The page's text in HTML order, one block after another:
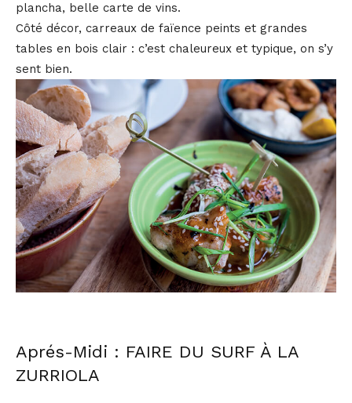
plancha, belle carte de vins.
Côté décor, carreaux de faïence peints et grandes
tables en bois clair : c’est chaleureux et typique, on s’y
sent bien.
Aprés-Midi : FAIRE DU SURF À LA
ZURRIOLA